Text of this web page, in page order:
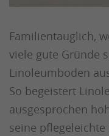
Familientauglich,
viele gute Gründe
Linoleumboden
So begeistert
ausgesprochen
seine